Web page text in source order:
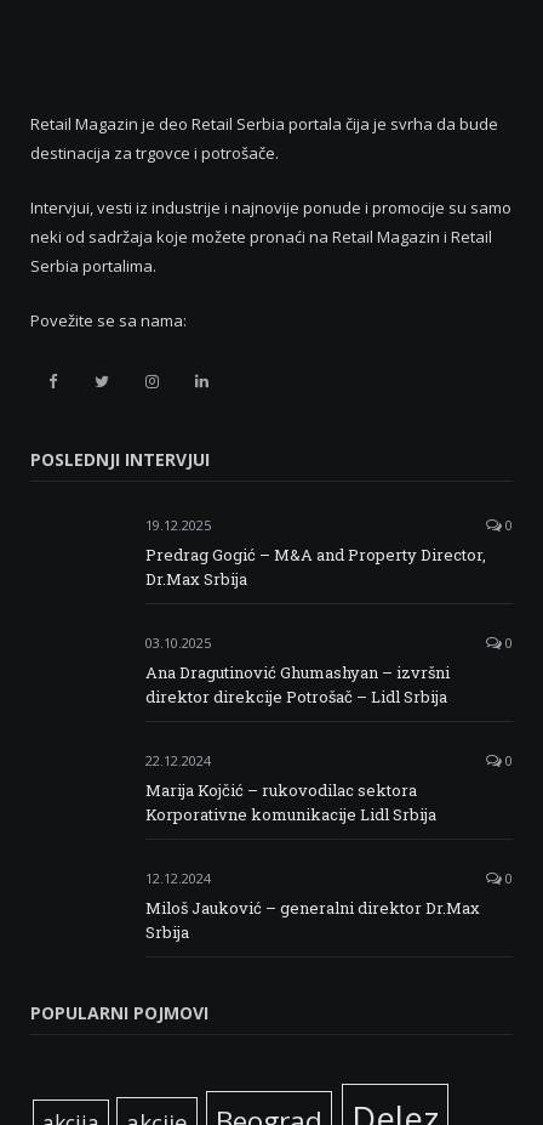
Retail Magazin je deo Retail Serbia portala čija je svrha da bude
destinacija za trgovce i potrošače.
Intervjui, vesti iz industrije i najnovije ponude i promocije su samo
neki od sadržaja koje možete pronaći na Retail Magazin i Retail
Serbia portalima.
Povežite se sa nama:
Retail
Facebook
Retail
Twitter
Retail
Instagram
Retail
Linkedin
POSLEDNJI INTERVJUI
19.12.2025 0
Predrag Gogić – M&A and Property Director,
Dr.Max Srbija
03.10.2025 0
Ana Dragutinović Ghumashyan – izvršni
direktor direkcije Potrošač – Lidl Srbija
22.12.2024 0
Marija Kojčić – rukovodilac sektora
Korporativne komunikacije Lidl Srbija
12.12.2024 0
Miloš Jauković – generalni direktor Dr.Max
Srbija
POPULARNI POJMOVI